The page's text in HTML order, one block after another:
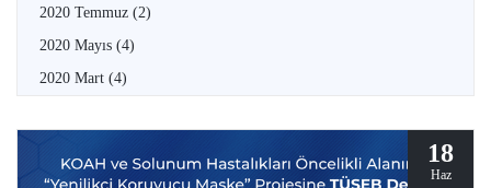
2020 Temmuz (2)
2020 Mayıs (4)
2020 Mart (4)
18
Haz